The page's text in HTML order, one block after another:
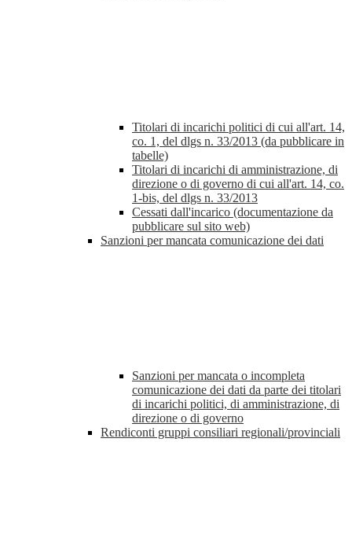
Titolari di incarichi politici di cui all'art. 14,
co. 1, del dlgs n. 33/2013 (da pubblicare in
tabelle)
Titolari di incarichi di amministrazione, di
direzione o di governo di cui all'art. 14, co.
1-bis, del dlgs n. 33/2013
Cessati dall'incarico (documentazione da
pubblicare sul sito web)
Sanzioni per mancata comunicazione dei dati
Sanzioni per mancata o incompleta
comunicazione dei dati da parte dei titolari
di incarichi politici, di amministrazione, di
direzione o di governo
Rendiconti gruppi consiliari regionali/provinciali